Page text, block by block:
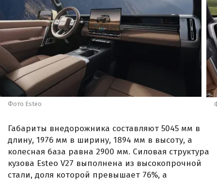
Фото Esteo
Габариты внедорожника составляют 5045 мм в
длину, 1976 мм в ширину, 1894 мм в высоту, а
колесная база равна 2900 мм. Силовая структура
кузова Esteo V27 выполнена из высокопрочной
стали, доля которой превышает 76%, а